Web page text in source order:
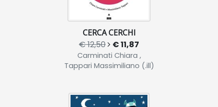
CERCA CERCHI
€ 12,50 € 11,87
Carminati Chiara ,
Tappari Massimiliano (.ill)